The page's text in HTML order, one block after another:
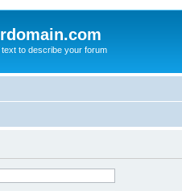
text to describe your forum